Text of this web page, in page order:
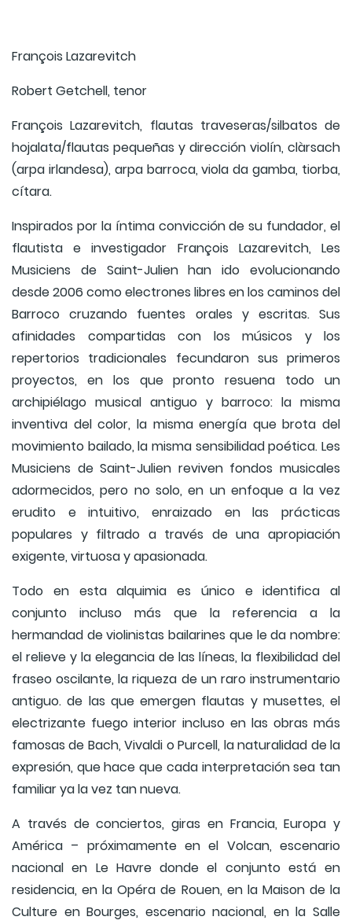
François Lazarevitch
Robert Getchell, tenor
François Lazarevitch, flautas traveseras/silbatos de
hojalata/flautas pequeñas y dirección violín, clàrsach
(arpa irlandesa), arpa barroca, viola da gamba, tiorba,
cítara.
Inspirados por la íntima convicción de su fundador, el
flautista e investigador François Lazarevitch, Les
Musiciens de Saint-Julien han ido evolucionando
desde 2006 como electrones libres en los caminos del
Barroco cruzando fuentes orales y escritas. Sus
afinidades compartidas con los músicos y los
repertorios tradicionales fecundaron sus primeros
proyectos, en los que pronto resuena todo un
archipiélago musical antiguo y barroco: la misma
inventiva del color, la misma energía que brota del
movimiento bailado, la misma sensibilidad poética. Les
Musiciens de Saint-Julien reviven fondos musicales
adormecidos, pero no solo, en un enfoque a la vez
erudito e intuitivo, enraizado en las prácticas
populares y filtrado a través de una apropiación
exigente, virtuosa y apasionada.
Todo en esta alquimia es único e identifica al
conjunto incluso más que la referencia a la
hermandad de violinistas bailarines que le da nombre:
el relieve y la elegancia de las líneas, la flexibilidad del
fraseo oscilante, la riqueza de un raro instrumentario
antiguo. de las que emergen flautas y musettes, el
electrizante fuego interior incluso en las obras más
famosas de Bach, Vivaldi o Purcell, la naturalidad de la
expresión, que hace que cada interpretación sea tan
familiar ya la vez tan nueva.
A través de conciertos, giras en Francia, Europa y
América – próximamente en el Volcan, escenario
nacional en Le Havre donde el conjunto está en
residencia, en la Opéra de Rouen, en la Maison de la
Culture en Bourges, escenario nacional, en la Salle